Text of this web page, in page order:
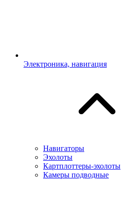
Электроника, навигация
Навигаторы
Эхолоты
Картплоттеры-эхолоты
Камеры подводные